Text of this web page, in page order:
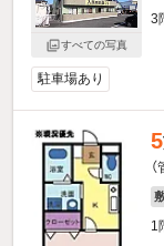
すべての写真
3
駐車場あり
5
1